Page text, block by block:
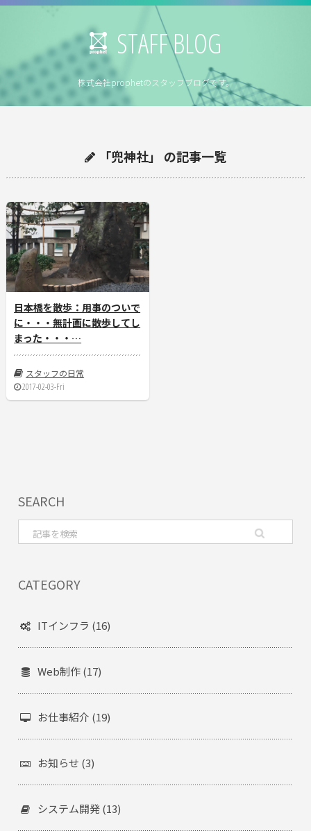
STAFF BLOG
株式会社prophetのスタッフブログです。
「兜神社」 の記事一覧
日本橋を散歩：用事のついで
に・・・無計画に散歩してし
まった・・・…
スタッフの日常
2017-02-03-Fri
SEARCH
CATEGORY
ITインフラ (16)
Web制作 (17)
お仕事紹介 (19)
お知らせ (3)
システム開発 (13)